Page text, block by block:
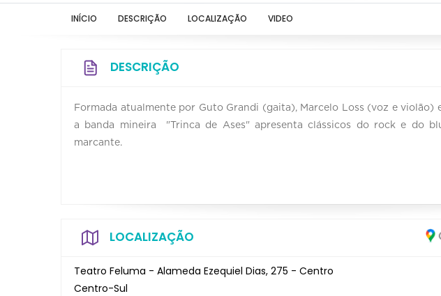
INÍCIO DESCRIÇÃO LOCALIZAÇÃO VIDEO
DESCRIÇÃO
Formada atualmente por Guto Grandi (gaita), Marcelo Loss (voz e violão)
a banda mineira "Trinca de Ases" apresenta clássicos do rock e do
marcante.
LOCALIZAÇÃO
Teatro Feluma - Alameda Ezequiel Dias, 275 - Centro
Centro-Sul